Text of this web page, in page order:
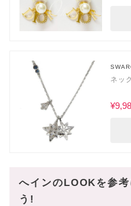
ネッ
へインのLOOKを参
う!